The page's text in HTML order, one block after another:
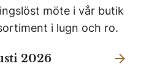
möte i vår butik
i lugn och ro.
2026